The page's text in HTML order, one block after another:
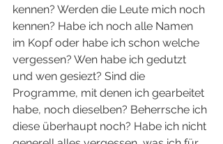
kennen? Werden die Leute mich noch
kennen? Habe ich noch alle Namen
im Kopf oder habe ich schon welche
vergessen? Wen habe ich gedutzt
und wen gesiezt? Sind die
Programme, mit denen ich gearbeitet
habe, noch dieselben? Beherrsche ich
diese überhaupt noch? Habe ich nicht